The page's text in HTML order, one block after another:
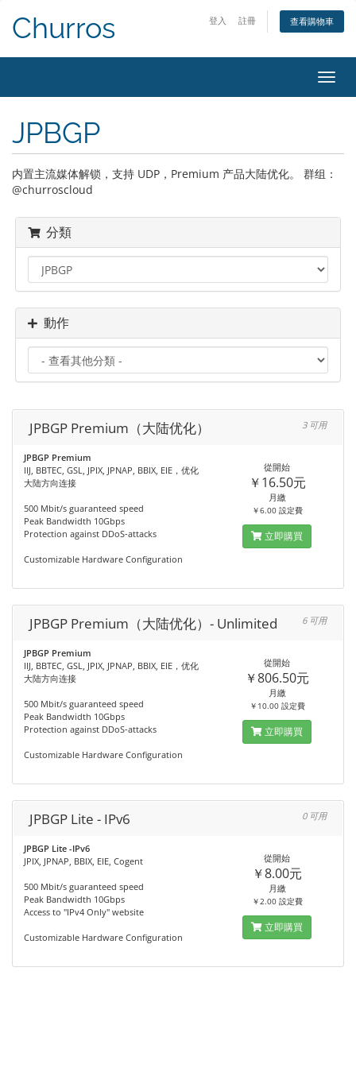
登入 註冊 查看購物車
Churros
切
換
JPBGP
内置主流媒体解锁，支持 UDP，Premium 产品大陆优化。 群组：
@churroscloud
分類
動作
JPBGP Premium（大陆优化） 3 可用
JPBGP Premium
IIJ, BBTEC, GSL, JPIX, JPNAP, BBIX, EIE，优化
大陆方向连接
500 Mbit/s guaranteed speed
Peak Bandwidth 10Gbps
Protection against DDoS-attacks
Customizable Hardware Configuration
從開始
￥16.50元
月繳
￥6.00 設定費
立即購買
JPBGP Premium（大陆优化）- Unlimited 6 可用
JPBGP Premium
IIJ, BBTEC, GSL, JPIX, JPNAP, BBIX, EIE，优化
大陆方向连接
500 Mbit/s guaranteed speed
Peak Bandwidth 10Gbps
Protection against DDoS-attacks
Customizable Hardware Configuration
從開始
￥806.50元
月繳
￥10.00 設定費
立即購買
JPBGP Lite - IPv6 0 可用
JPBGP Lite -IPv6
JPIX, JPNAP, BBIX, EIE, Cogent
500 Mbit/s guaranteed speed
Peak Bandwidth 10Gbps
Access to "IPv4 Only" website
Customizable Hardware Configuration
從開始
￥8.00元
月繳
￥2.00 設定費
立即購買